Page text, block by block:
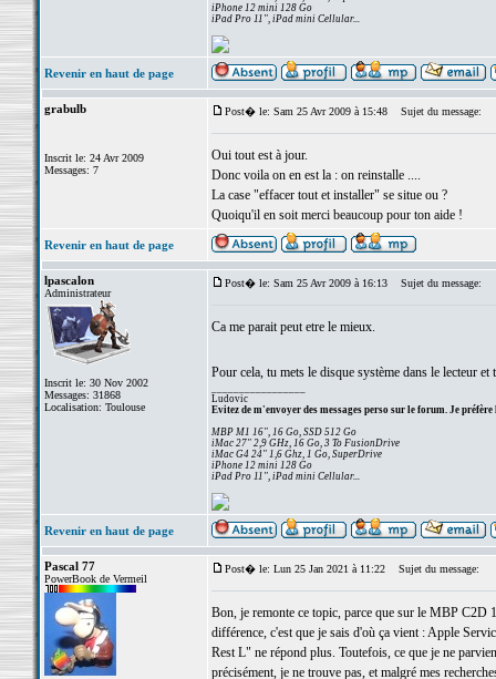
iPhone 12 mini 128 Go
iPad Pro 11", iPad mini Cellular...
Revenir en haut de page
grabulb
Inscrit le: 24 Avr 2009
Messages: 7
Post� le: Sam 25 Avr 2009 à 15:48 Sujet du message:
Oui tout est à jour.
Donc voila on en est la : on reinstalle ....
La case "effacer tout et installer" se situe ou ?
Quoiqu'il en soit merci beaucoup pour ton aide !
Revenir en haut de page
lpascalon
Administrateur
Inscrit le: 30 Nov 2002
Messages: 31868
Localisation: Toulouse
Post� le: Sam 25 Avr 2009 à 16:13 Sujet du message:
Ca me parait peut etre le mieux.
Pour cela, tu mets le disque système dans le lecteur
Ludovic
Evitez de m'envoyer des messages perso sur le forum. Je préfère
MBP M1 16", 16 Go, SSD 512 Go
iMac 27" 2,9 GHz, 16 Go, 3 To FusionDrive
iMac G4 24" 1,6 Ghz, 1 Go, SuperDrive
iPhone 12 mini 128 Go
iPad Pro 11", iPad mini Cellular...
Revenir en haut de page
Pascal 77
PowerBook de Vermeil
Post� le: Lun 25 Jan 2021 à 11:22 Sujet du message:
Bon, je remonte ce topic, parce que sur le MBP C2D
différence, c'est que je sais d'où ça vient : Apple
Rest L" ne répond plus. Toutefois, ce que je ne
précisément, je ne trouve pas, et malgré mes